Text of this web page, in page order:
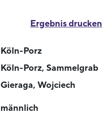
Ergebnis drucken
Köln-Porz
Köln-Porz, Sammelgrab
Gieraga, Wojciech
männlich